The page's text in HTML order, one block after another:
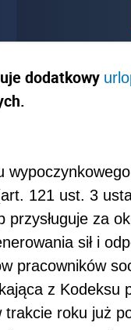
dodatkowy
121 ust. 3
za
sił i
pracowników
z Kodeksu
roku już